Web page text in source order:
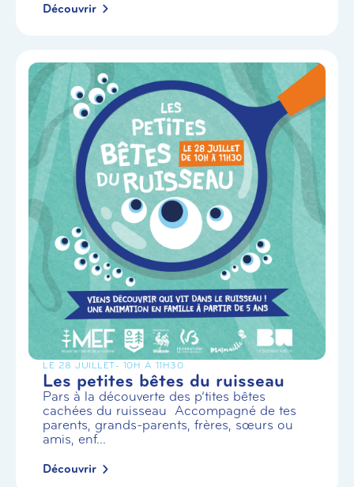
Découvrir
LE 28 JUILLET- 10H À 11H30
Les petites bêtes du ruisseau
Pars à la découverte des p’tites bêtes
cachées du ruisseau Accompagné de tes
parents, grands-parents, frères, sœurs ou
amis, enf...
Découvrir